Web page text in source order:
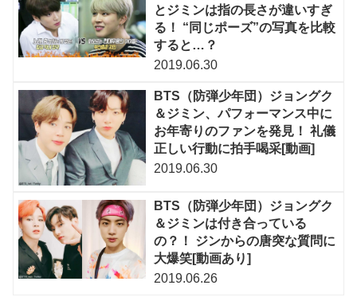
とジミンは指の長さが違いすぎ
る！ “同じポーズ”の写真を比較
すると…？
2019.06.30
BTS（防弾少年団）ジョングク
＆ジミン、パフォーマンス中に
お年寄りのファンを発見！ 礼儀
正しい行動に拍手喝采[動画]
2019.06.30
BTS（防弾少年団）ジョングク
＆ジミンは付き合っている
の？！ ジンからの唐突な質問に
大爆笑[動画あり]
2019.06.26